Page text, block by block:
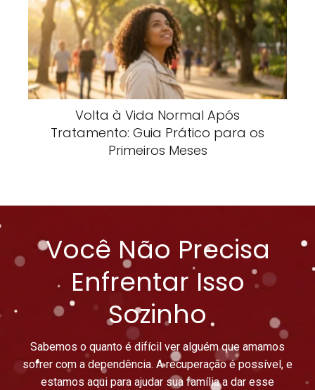
Volta à Vida Normal Após
Tratamento: Guia Prático para os
Primeiros Meses
Você Não Precisa
Enfrentar Isso
Sozinho
Sabemos o quanto é difícil ver alguém que amamos
sofrer com a dependência. A recuperação é possível, e
estamos aqui para ajudar sua família a dar esse